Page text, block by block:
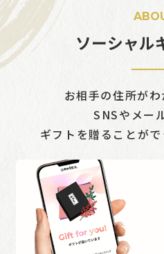
ソーシャル
お相手の住所がわ
SNSやメー
ギフトを贈ることがで